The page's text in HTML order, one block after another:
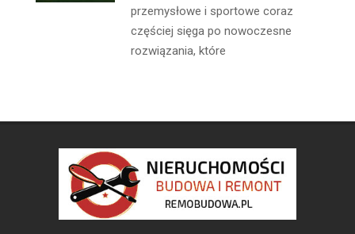
przemysłowe i sportowe coraz
częściej sięga po nowoczesne
rozwiązania, które